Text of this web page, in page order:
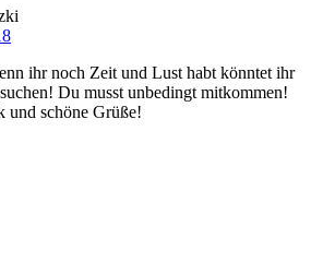
ihr noch Zeit und Lust habt könntet ihr
Du musst unbedingt mitkommen!
und schöne Grüße!